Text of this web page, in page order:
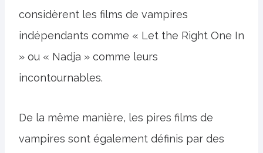
considèrent les films de vampires
indépendants comme « Let the Right One In
» ou « Nadja » comme leurs
incontournables.
De la même manière, les pires films de
vampires sont également définis par des